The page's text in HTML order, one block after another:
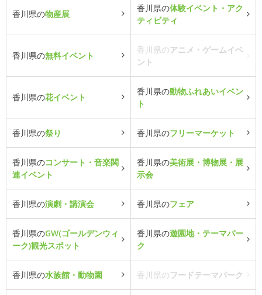
香川県の物産展
香川県の体験イベント・アク
ティビティ
香川県の無料イベント
香川県のアニメ・ゲームイベ
ント
香川県の花イベント
香川県の動物ふれあいイベン
ト
香川県の祭り 香川県のフリーマーケット
香川県のコンサート・音楽関
連イベント
香川県の美術展・博物展・展
示会
香川県の演劇・講演会 香川県のフェア
香川県のGW(ゴールデンウィ
ーク)観光スポット
香川県の遊園地・テーマパー
ク
香川県の水族館・動物園 香川県のフードテーマパーク